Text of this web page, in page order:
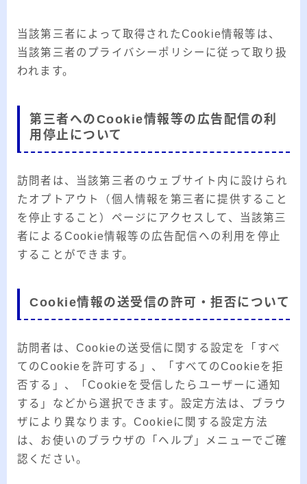
当該第三者によって取得されたCookie情報等は、
当該第三者のプライバシーポリシーに従って取り扱
われます。
第三者へのCookie情報等の広告配信の利
用停止について
訪問者は、当該第三者のウェブサイト内に設けられ
たオプトアウト（個人情報を第三者に提供すること
を停止すること）ページにアクセスして、当該第三
者によるCookie情報等の広告配信への利用を停止
することができます。
Cookie情報の送受信の許可・拒否について
訪問者は、Cookieの送受信に関する設定を「すべ
てのCookieを許可する」、「すべてのCookieを拒
否する」、「Cookieを受信したらユーザーに通知
する」などから選択できます。設定方法は、ブラウ
ザにより異なります。Cookieに関する設定方法
は、お使いのブラウザの「ヘルプ」メニューでご確
認ください。